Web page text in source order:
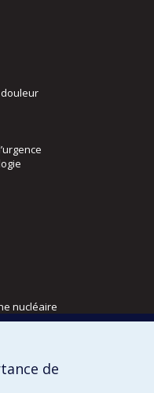
nucléaire
physique
de